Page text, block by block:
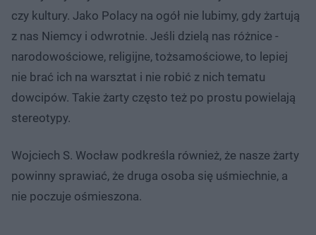
czy kultury. Jako Polacy na ogół nie lubimy, gdy żartują
z nas Niemcy i odwrotnie. Jeśli dzielą nas różnice -
narodowościowe, religijne, tożsamościowe, to lepiej
nie brać ich na warsztat i nie robić z nich tematu
dowcipów. Takie żarty często też po prostu powielają
stereotypy.
Wojciech S. Wocław podkreśla również, że nasze żarty
powinny sprawiać, że druga osoba się uśmiechnie, a
nie poczuje ośmieszona.